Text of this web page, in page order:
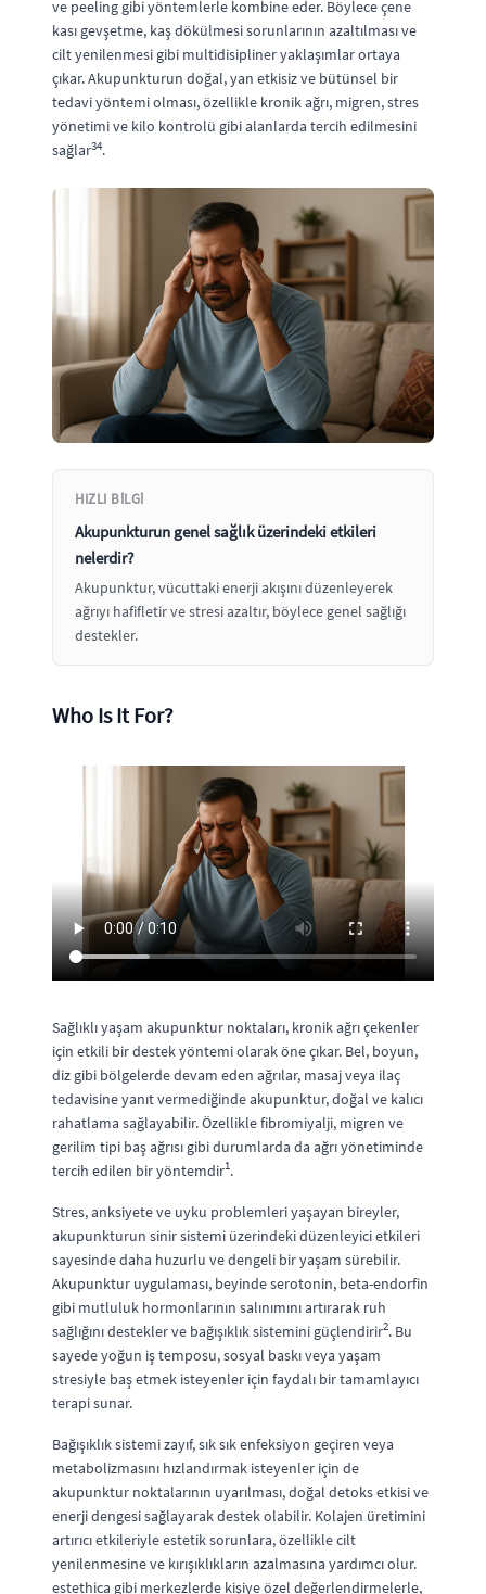
ve peeling gibi yöntemlerle kombine eder. Böylece çene
kası gevşetme, kaş dökülmesi sorunlarının azaltılması ve
cilt yenilenmesi gibi multidisipliner yaklaşımlar ortaya
çıkar. Akupunkturun doğal, yan etkisiz ve bütünsel bir
tedavi yöntemi olması, özellikle kronik ağrı, migren, stres
yönetimi ve kilo kontrolü gibi alanlarda tercih edilmesini
sağlar34.
HIZLI BILGI
Akupunkturun genel sağlık üzerindeki etkileri
nelerdir?
Akupunktur, vücuttaki enerji akışını düzenleyerek
ağrıyı hafifletir ve stresi azaltır, böylece genel sağlığı
destekler.
Who Is It For?
Sağlıklı yaşam akupunktur noktaları, kronik ağrı çekenler
için etkili bir destek yöntemi olarak öne çıkar. Bel, boyun,
diz gibi bölgelerde devam eden ağrılar, masaj veya ilaç
tedavisine yanıt vermediğinde akupunktur, doğal ve kalıcı
rahatlama sağlayabilir. Özellikle fibromiyalji, migren ve
gerilim tipi baş ağrısı gibi durumlarda da ağrı yönetiminde
tercih edilen bir yöntemdir1.
Stres, anksiyete ve uyku problemleri yaşayan bireyler,
akupunkturun sinir sistemi üzerindeki düzenleyici etkileri
sayesinde daha huzurlu ve dengeli bir yaşam sürebilir.
Akupunktur uygulaması, beyinde serotonin, beta-endorfin
gibi mutluluk hormonlarının salınımını artırarak ruh
sağlığını destekler ve bağışıklık sistemini güçlendirir2. Bu
sayede yoğun iş temposu, sosyal baskı veya yaşam
stresiyle baş etmek isteyenler için faydalı bir tamamlayıcı
terapi sunar.
Bağışıklık sistemi zayıf, sık sık enfeksiyon geçiren veya
metabolizmasını hızlandırmak isteyenler için de
akupunktur noktalarının uyarılması, doğal detoks etkisi ve
enerji dengesi sağlayarak destek olabilir. Kolajen üretimini
artırıcı etkileriyle estetik sorunlara, özellikle cilt
yenilenmesine ve kırışıklıkların azalmasına yardımcı olur.
estethica gibi merkezlerde kişiye özel değerlendirmelerle,